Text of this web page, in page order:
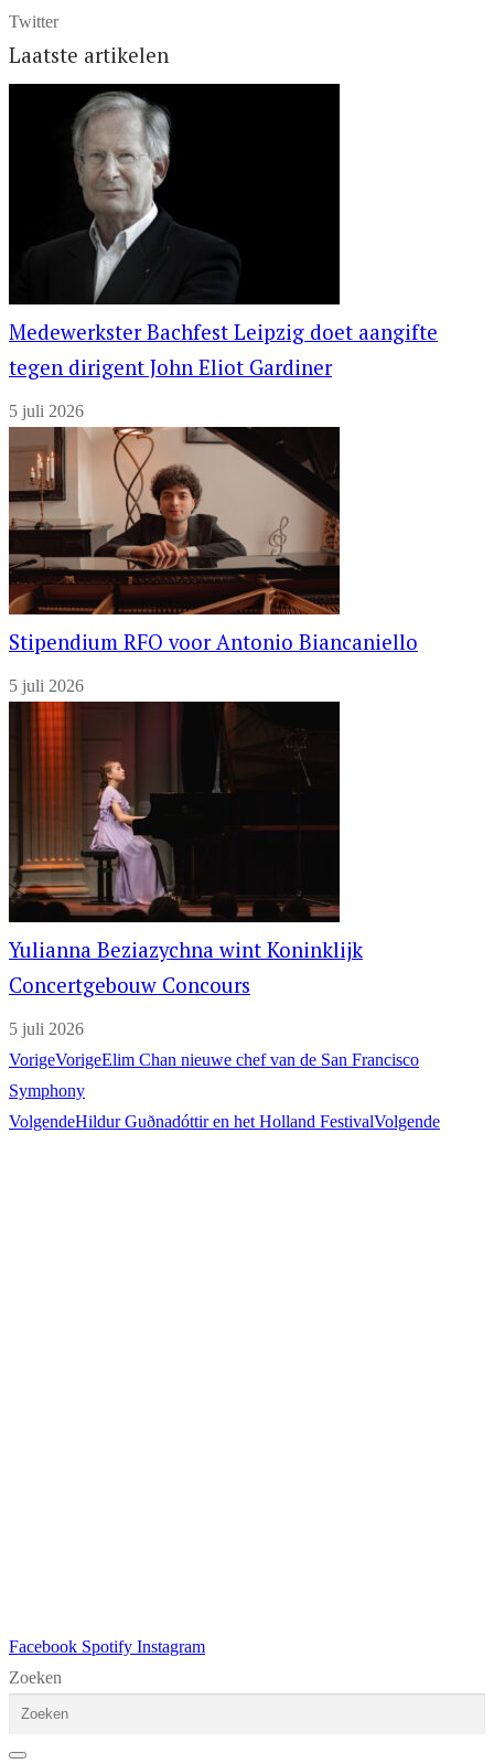
Twitter
Laatste artikelen
Medewerkster Bachfest Leipzig doet aangifte
tegen dirigent John Eliot Gardiner
5 juli 2026
Stipendium RFO voor Antonio Biancaniello
5 juli 2026
Yulianna Beziazychna wint Koninklijk
Concertgebouw Concours
5 juli 2026
VorigeVorigeElim Chan nieuwe chef van de San Francisco
Symphony
VolgendeHildur Guðnadóttir en het Holland FestivalVolgende
Facebook Spotify Instagram
Zoeken